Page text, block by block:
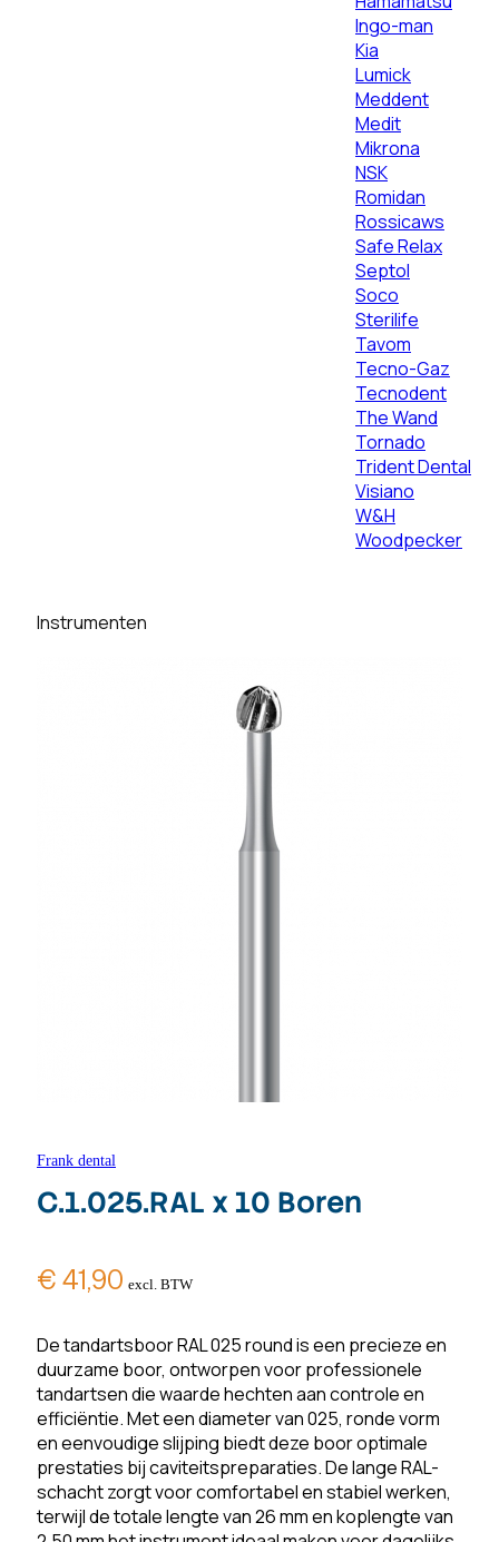
Ingo-man
Kia
Lumick
Meddent
Medit
Mikrona
NSK
Romidan
Rossicaws
Safe Relax
Septol
Soco
Sterilife
Tavom
Tecno-Gaz
Tecnodent
The Wand
Tornado
Trident Dental
Visiano
W&H
Woodpecker
Instrumenten
Frank dental
C.1.025.RAL x 10 Boren
€41,90 excl. BTW
De tandartsboor RAL 025 round is een precieze en
duurzame boor, ontworpen voor professionele
tandartsen die waarde hechten aan controle en
efficiëntie. Met een diameter van 025, ronde vorm
en eenvoudige slijping biedt deze boor optimale
prestaties bij caviteitspreparaties. De lange RAL-
schacht zorgt voor comfortabel en stabiel werken,
terwijl de totale lengte van 26 mm en koplengte van